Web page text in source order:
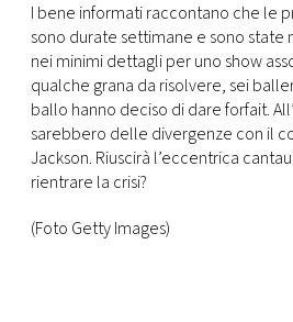
I bene informati raccontano che le
sono durate settimane e sono state
nei minimi dettagli per uno show
qualche grana da risolvere, sei
ballo hanno deciso di dare forfait.
sarebbero delle divergenze con il
Jackson. Riuscirà l’eccentrica
rientrare la crisi?
(Foto Getty Images)